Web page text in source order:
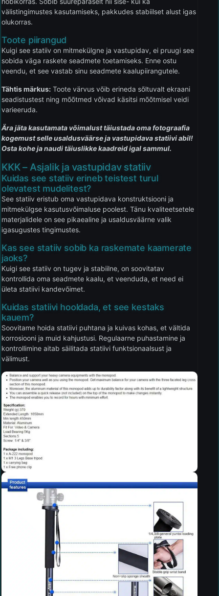
välistingimustes kasutamiseks, pakkudes stabiilset alust igas
olukorras.
Toote piirangud
Kuigi see statiiv on mitmekülgne ja vastupidav, ei pruugi see
sobida väga raskete seadmete toetamiseks. Enne ostu
veendu, et see vastab sinu seadmete kaalupiirangutele.
Tähtis märkus: Toote värvus võib erineda sõltuvalt ekraani
seadistustest ning mõõtmed võivad käsitsi mõõtmisel veidi
varieeruda.
Ära jäta kasutamata võimalust täiustada oma fotograafia
kogemust selle usaldusväärse ja vastupidava statiivi abil!
Osta kohe ja naudi täiuslikke kaadreid igal sammul.
KKK – Asjalik ja vastupidav statiiv
Kuidas see statiiv erineb teistest turul
olevatest mudelitest?
See statiiv eristub oma vastupidava konstruktsiooni ja
mitmekülgse kasutusvõimaluse poolest. Tänu kvaliteetsetele
materjalidele on see pikaealine ja usaldusväärne valik
igasugustes tingimustes.
Kas see statiiv sobib ka raskemate kaamerate
jaoks?
Kuigi see statiiv on tugev ja stabiilne, on soovitatav
kontrollida oma seadmete kaalu, et veenduda, et need ei
ületa statiivi kandevõimet.
Kuidas statiivi hooldada, et see kestaks
kauem?
Soovitame hoida statiivi puhtana ja kuivas kohas, et vältida
korrosiooni ja muid kahjustusi. Regulaarne puhastamine ja
kontrollimine aitab säilitada statiivi funktsionaalsust ja
välimust.